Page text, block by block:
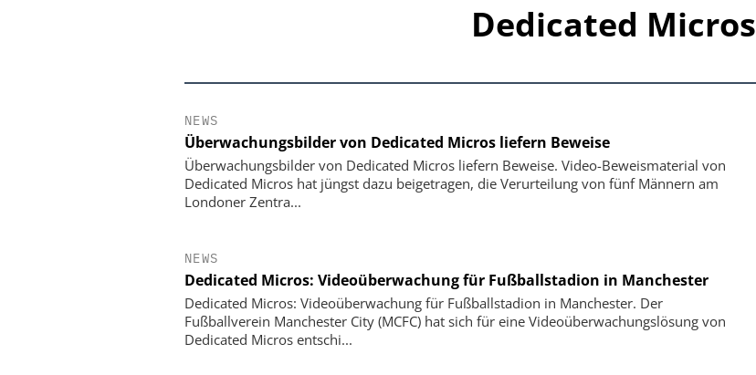
Dedicated Micros
NEWS
Überwachungsbilder von Dedicated Micros liefern Beweise
Überwachungsbilder von Dedicated Micros liefern Beweise. Video-Beweismaterial von
Dedicated Micros hat jüngst dazu beigetragen, die Verurteilung von fünf Männern am
Londoner Zentra...
NEWS
Dedicated Micros: Videoüberwachung für Fußballstadion in Manchester
Dedicated Micros: Videoüberwachung für Fußballstadion in Manchester. Der
Fußballverein Manchester City (MCFC) hat sich für eine Videoüberwachungslösung von
Dedicated Micros entschi...EUCHNER GMBH + CO. KG